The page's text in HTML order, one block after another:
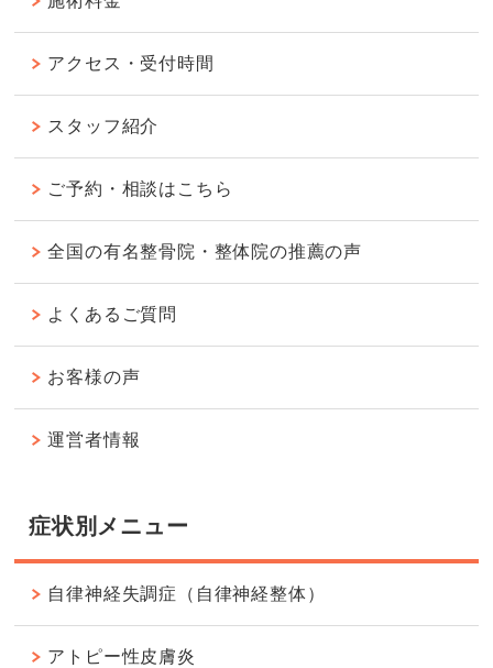
アクセス・受付時間
スタッフ紹介
ご予約・相談はこちら
全国の有名整骨院・整体院の推薦の声
よくあるご質問
お客様の声
運営者情報
症状別メニュー
自律神経失調症（自律神経整体）
アトピー性皮膚炎